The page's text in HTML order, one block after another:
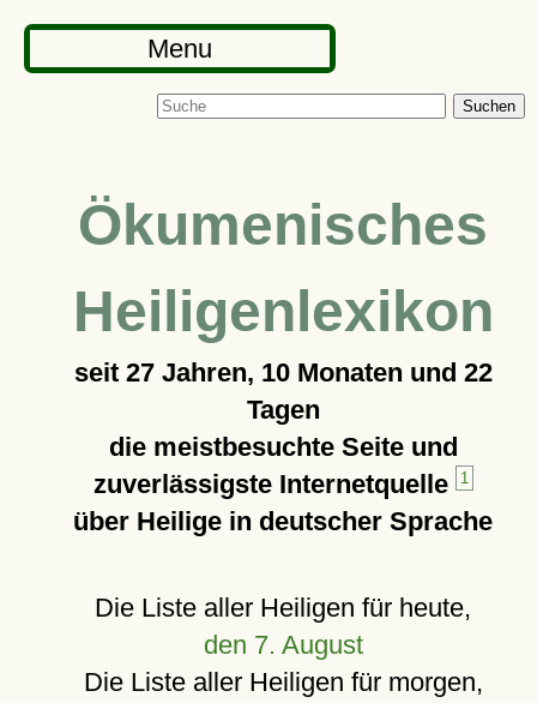
Menu
Suchen
Ökumenisches
Heiligenlexikon
seit 27 Jahren, 10 Monaten und 22
Tagen
die meistbesuchte Seite und
zuverlässigste Internetquelle
1
über Heilige in deutscher Sprache
Die Liste aller Heiligen für heute,
den 7. August
Die Liste aller Heiligen für morgen,